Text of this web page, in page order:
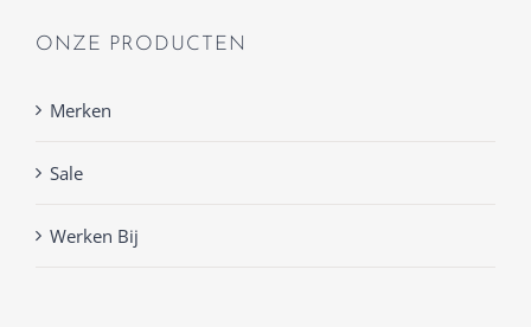
ONZE PRODUCTEN
Merken
Sale
Werken Bij